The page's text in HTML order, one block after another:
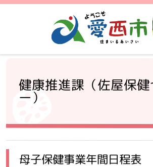
健康推進課（佐屋保健
ー）
母子保健事業年間日程表